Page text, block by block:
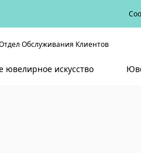
Обслуживания Клиентов
ювелирное искусство